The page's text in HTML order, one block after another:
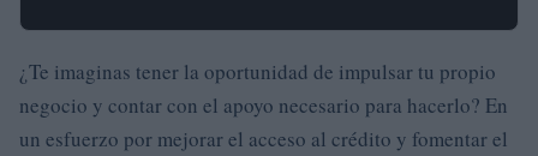
¿Te imaginas tener la oportunidad de impulsar tu propio
negocio y contar con el apoyo necesario para hacerlo? En
un esfuerzo por mejorar el acceso al crédito y fomentar el